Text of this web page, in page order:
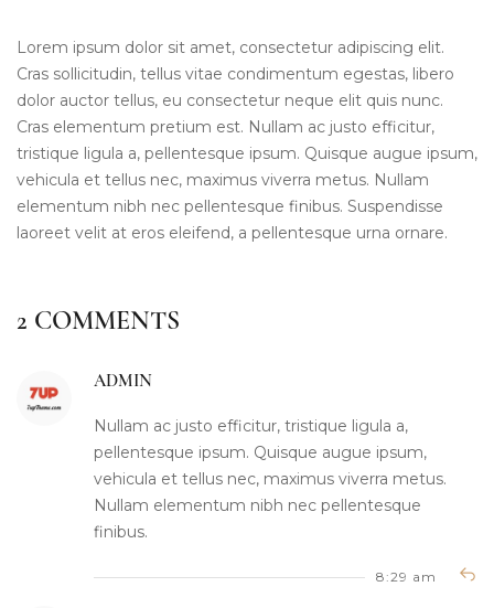
Lorem ipsum dolor sit amet, consectetur adipiscing elit.
Cras sollicitudin, tellus vitae condimentum egestas, libero
dolor auctor tellus, eu consectetur neque elit quis nunc.
Cras elementum pretium est. Nullam ac justo efficitur,
tristique ligula a, pellentesque ipsum. Quisque augue ipsum,
vehicula et tellus nec, maximus viverra metus. Nullam
elementum nibh nec pellentesque finibus. Suspendisse
laoreet velit at eros eleifend, a pellentesque urna ornare.
2 COMMENTS
ADMIN
Nullam ac justo efficitur, tristique ligula a,
pellentesque ipsum. Quisque augue ipsum,
vehicula et tellus nec, maximus viverra metus.
Nullam elementum nibh nec pellentesque
finibus.
8:29 am